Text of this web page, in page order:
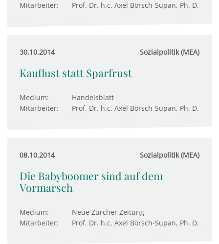
Mitarbeiter:
Prof. Dr. h.c. Axel Börsch-Supan, Ph. D.
30.10.2014 Sozialpolitik (MEA)
Kauflust statt Sparfrust
Medium:
Handelsblatt
Mitarbeiter:
Prof. Dr. h.c. Axel Börsch-Supan, Ph. D.
08.10.2014 Sozialpolitik (MEA)
Die Babyboomer sind auf dem
Vormarsch
Medium:
Neue Zürcher Zeitung
Mitarbeiter:
Prof. Dr. h.c. Axel Börsch-Supan, Ph. D.